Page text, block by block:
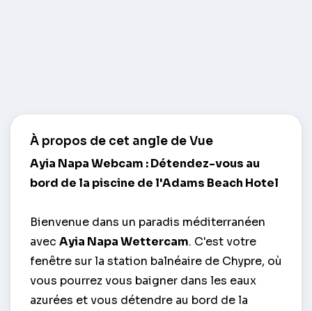
À propos de cet angle de Vue
Ayia Napa Webcam : Détendez-vous au
bord de la piscine de l'Adams Beach Hotel
Bienvenue dans un paradis méditerranéen
avec Ayia Napa Wettercam. C'est votre
fenêtre sur la station balnéaire de Chypre, où
vous pourrez vous baigner dans les eaux
azurées et vous détendre au bord de la